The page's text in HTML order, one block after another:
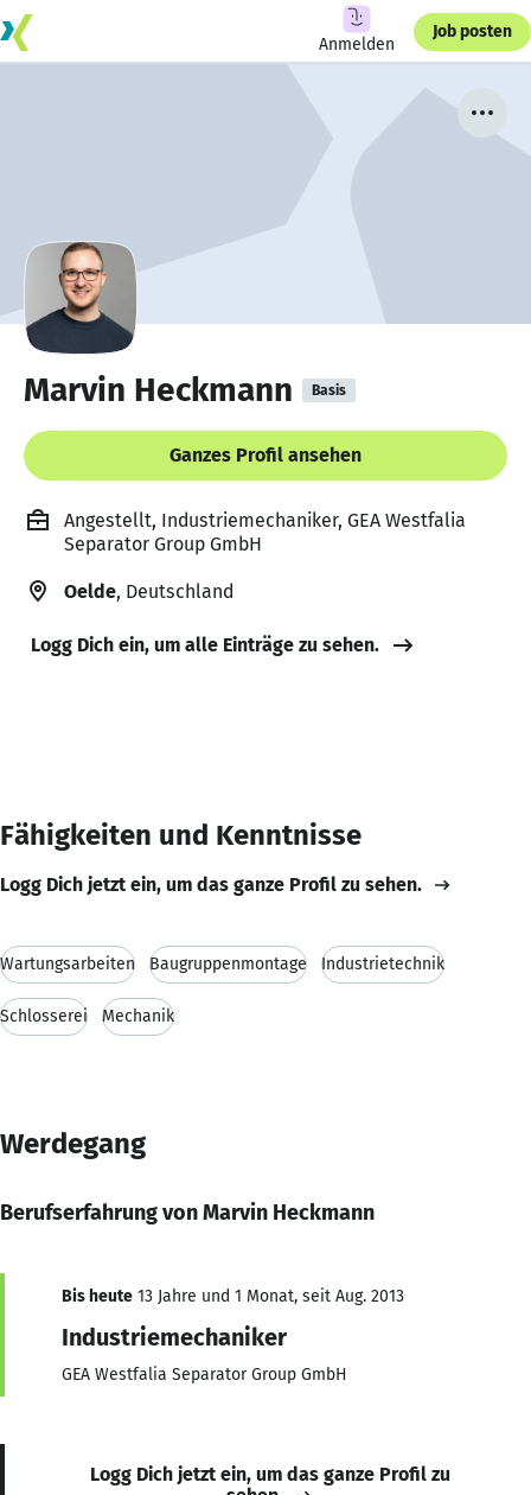
Anmelden
Job posten
Marvin Heckmann Basis
Ganzes Profil ansehen
Angestellt, Industriemechaniker, GEA Westfalia
Separator Group GmbH
Oelde, Deutschland
Logg Dich ein, um alle Einträge zu sehen.
Fähigkeiten und Kenntnisse
Logg Dich jetzt ein, um das ganze Profil zu sehen.
Wartungsarbeiten Baugruppenmontage Industrietechnik
Schlosserei Mechanik
Werdegang
Berufserfahrung von Marvin Heckmann
Bis heute 13 Jahre und 1 Monat, seit Aug. 2013
Industriemechaniker
GEA Westfalia Separator Group GmbH
Logg Dich jetzt ein, um das ganze Profil zu